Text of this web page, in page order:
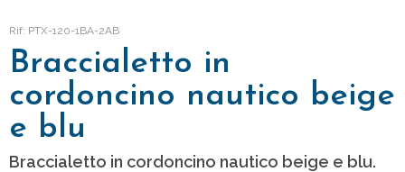
Rif: PTX-120-1BA-2AB
Braccialetto in
cordoncino nautico beige
e blu
Braccialetto in cordoncino nautico beige e blu.